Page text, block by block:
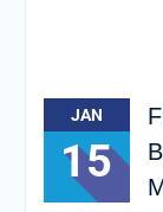
JAN
15